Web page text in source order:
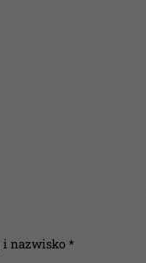
i nazwisko *